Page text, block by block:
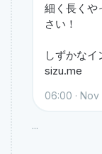
細く長くや
さい！
sizu.me
06:00 · Nov
...